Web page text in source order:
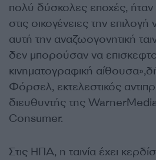
πολύ δύσκολες εποχές,
στις οικογένειες την
αυτή την αναζωογονητική
δεν μπορούσαν να
κινηματογραφική
Φόρσελ, εκτελεστικός
διευθυντής της
Consumer.
Στις ΗΠΑ, η ταινία έχει